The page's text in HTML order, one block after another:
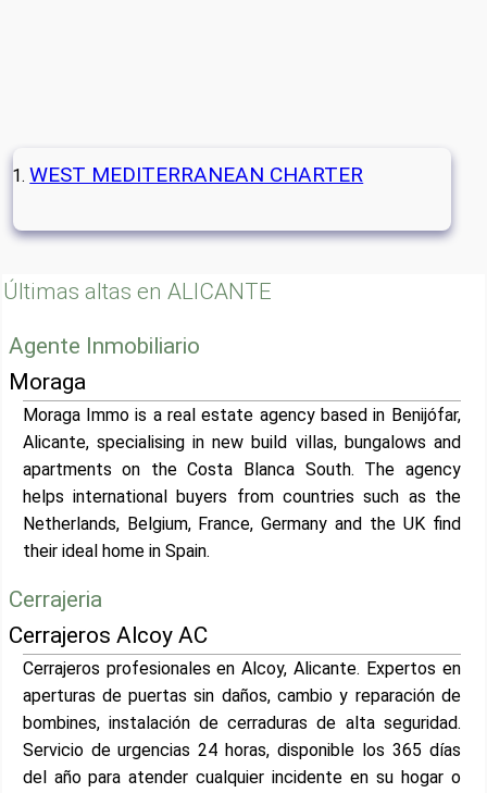
WEST MEDITERRANEAN CHARTER
Últimas altas en ALICANTE
Agente Inmobiliario
Moraga
Moraga Immo is a real estate agency based in Benijófar,
Alicante, specialising in new build villas, bungalows and
apartments on the Costa Blanca South. The agency
helps international buyers from countries such as the
Netherlands, Belgium, France, Germany and the UK find
their ideal home in Spain.
Cerrajeria
Cerrajeros Alcoy AC
Cerrajeros profesionales en Alcoy, Alicante. Expertos en
aperturas de puertas sin daños, cambio y reparación de
bombines, instalación de cerraduras de alta seguridad.
Servicio de urgencias 24 horas, disponible los 365 días
del año para atender cualquier incidente en su hogar o